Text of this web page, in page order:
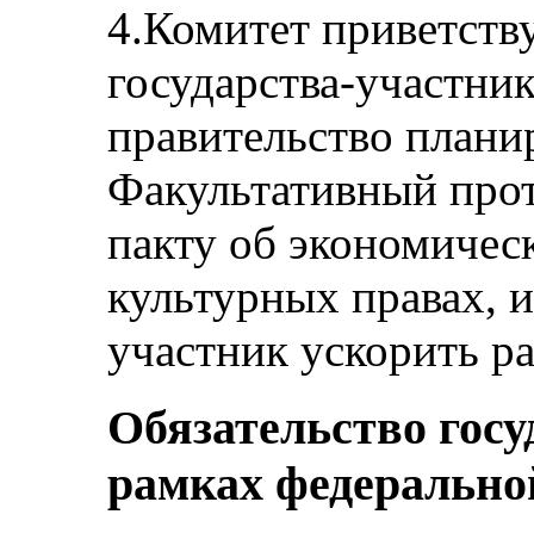
4.Комитет
государства-
правительство
Факультативный
пакту об
культурных правах,
участник ускорить
Обязательство
рамках